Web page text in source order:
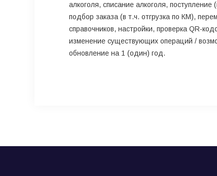
алкоголя, списание алкоголя,
подбор заказа (в т.ч. отгрузка по КМ),
справочников, настройки, проверка QR-
изменение существующих операций /
обновление на 1 (один) год.